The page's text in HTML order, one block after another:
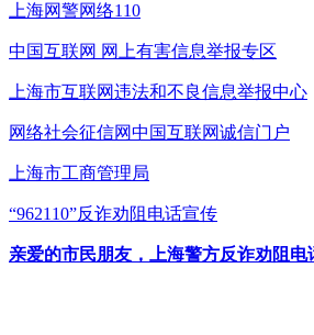
上海网警网络110
中国互联网 网上有害信息举报专区
上海市互联网违法和不良信息举报中心
网络社会征信网中国互联网诚信门户
上海市工商管理局
“962110”反诈劝阻电话宣传
亲爱的市民朋友，上海警方反诈劝阻电